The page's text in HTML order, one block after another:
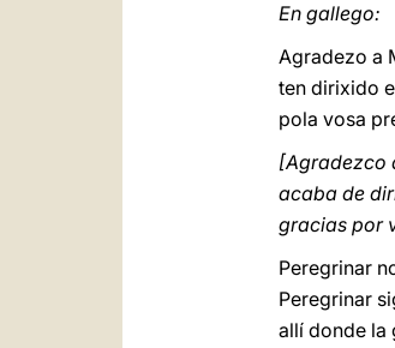
En gallego:
Agradezo a
ten dirixido
pola vosa
[Agradezco
acaba de
gracias por
Peregrinar
Peregrinar
allí donde la